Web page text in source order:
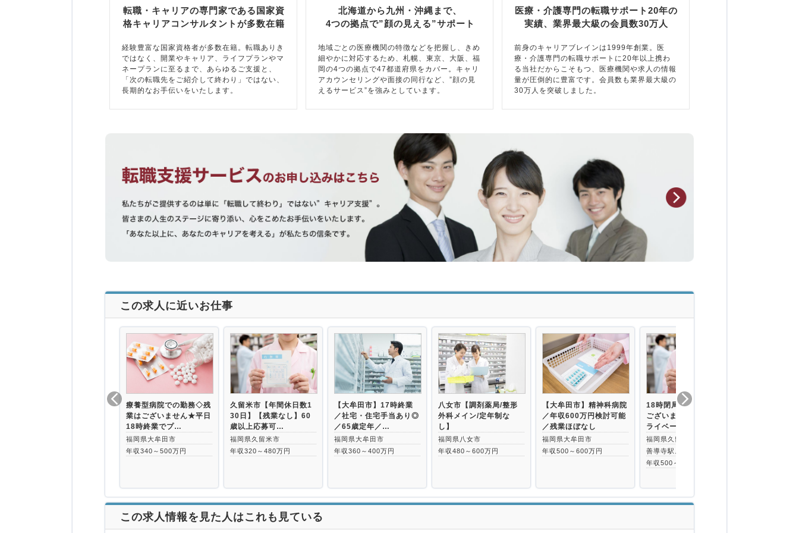
転職・キャリアの専門家である国家資
格キャリアコンサルタントが多数在籍
経験豊富な国家資格者が多数在籍。転職ありき
ではなく、開業やキャリア、ライフプランやマ
ネープランに至るまで、あらゆるご支援と、
「次の転職先をご紹介して終わり」ではない、
長期的なお手伝いをいたします。
北海道から九州・沖縄まで、
4つの拠点で”顔の見える”サポート
地域ごとの医療機関の特徴などを把握し、きめ
細やかに対応するため、札幌、東京、大阪、福
岡の4つの拠点で47都道府県をカバー。キャリ
アカウンセリングや面接の同行など、”顔の見
えるサービス”を強みとしています。
医療・介護専門の転職サポート20年の
実績、業界最大級の会員数30万人
前身のキャリアブレインは1999年創業。医
療・介護専門の転職サポートに20年以上携わ
る当社だからこそもつ、医療機関や求人の情報
量が圧倒的に豊富です。会員数も業界最大級の
30万人を突破しました。
この求人に近いお仕事
療養型病院での勤務◇残
業はございません★平日
18時終業でプ…
福岡県大牟田市
年収340～500万円
久留米市【年間休日数1
30日】【残業なし】60
歳以上応募可…
福岡県久留米市
年収320～480万円
【大牟田市】17時終業
／社宅・住宅手当あり◎
／65歳定年／…
福岡県大牟田市
年収360～400万円
八女市【調剤薬局/整形
外科メイン/定年制な
し】
福岡県八女市
年収480～600万円
【大牟田市】精神科病院
／年収600万円検討可能
／残業ほぼなし
福岡県大牟田市
年収500～600万円
18時閉局店舗で残業は
ございません♪仕事とプ
ライベートの両…
福岡県久留米市
善導寺駅より徒歩9分
年収500～600万円
この求人情報を見た人はこれも見ている